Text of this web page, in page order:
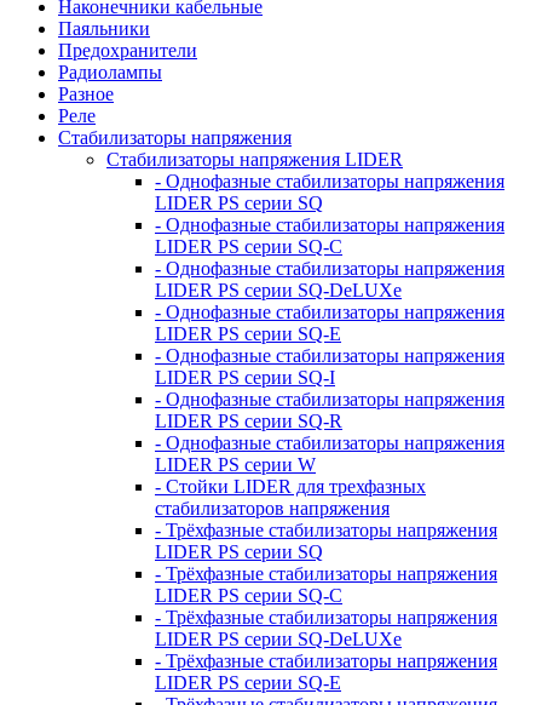
Наконечники кабельные
Паяльники
Предохранители
Радиолампы
Разное
Реле
Стабилизаторы напряжения
Стабилизаторы напряжения LIDER
- Однофазные стабилизаторы напряжения
LIDER PS серии SQ
- Однофазные стабилизаторы напряжения
LIDER PS серии SQ-C
- Однофазные стабилизаторы напряжения
LIDER PS серии SQ-DeLUXe
- Однофазные стабилизаторы напряжения
LIDER PS серии SQ-E
- Однофазные стабилизаторы напряжения
LIDER PS серии SQ-I
- Однофазные стабилизаторы напряжения
LIDER PS серии SQ-R
- Однофазные стабилизаторы напряжения
LIDER PS серии W
- Стойки LIDER для трехфазных
стабилизаторов напряжения
- Трёхфазные стабилизаторы напряжения
LIDER PS серии SQ
- Трёхфазные стабилизаторы напряжения
LIDER PS серии SQ-C
- Трёхфазные стабилизаторы напряжения
LIDER PS серии SQ-DeLUXe
- Трёхфазные стабилизаторы напряжения
LIDER PS серии SQ-E